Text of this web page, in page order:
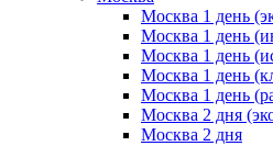
Москва 1 день
Москва 1 день
Москва 1 день
Москва 1 день
Москва 1 день
Москва 2 дня
Москва 2 дня